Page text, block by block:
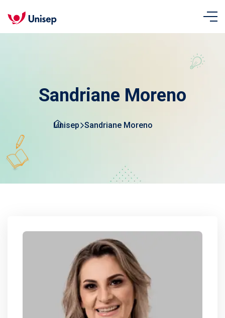
Sandriane Moreno
Unisep Sandriane Moreno